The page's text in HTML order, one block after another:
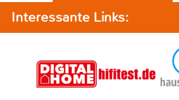
Interessante Links: